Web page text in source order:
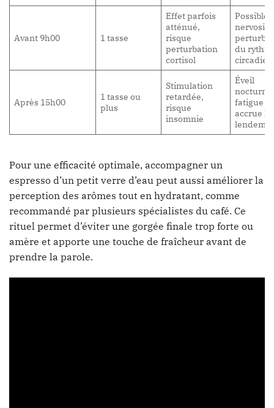
Avant 9h00 1 tasse
Effet parfois
atténué,
risque
perturbation
cortisol
Possible
du
circadien
Après 15h00
1 tasse ou
plus
Stimulation
retardée,
risque
insomnie
Éveil
fatigue
accrue le
Pour une efficacité optimale, accompagner un
espresso d’un petit verre d’eau peut aussi améliorer la
perception des arômes tout en hydratant, comme
recommandé par plusieurs spécialistes du café. Ce
rituel permet d’éviter une gorgée finale trop forte ou
amère et apporte une touche de fraîcheur avant de
prendre la parole.